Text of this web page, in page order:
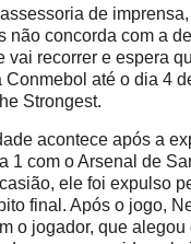
de
não concorda com a
vai recorrer e espera
Conmebol até o dia 4
Strongest.
acontece após a
1 com o Arsenal de
ele foi expulso
final. Após o jogo,
o jogador, que alegou